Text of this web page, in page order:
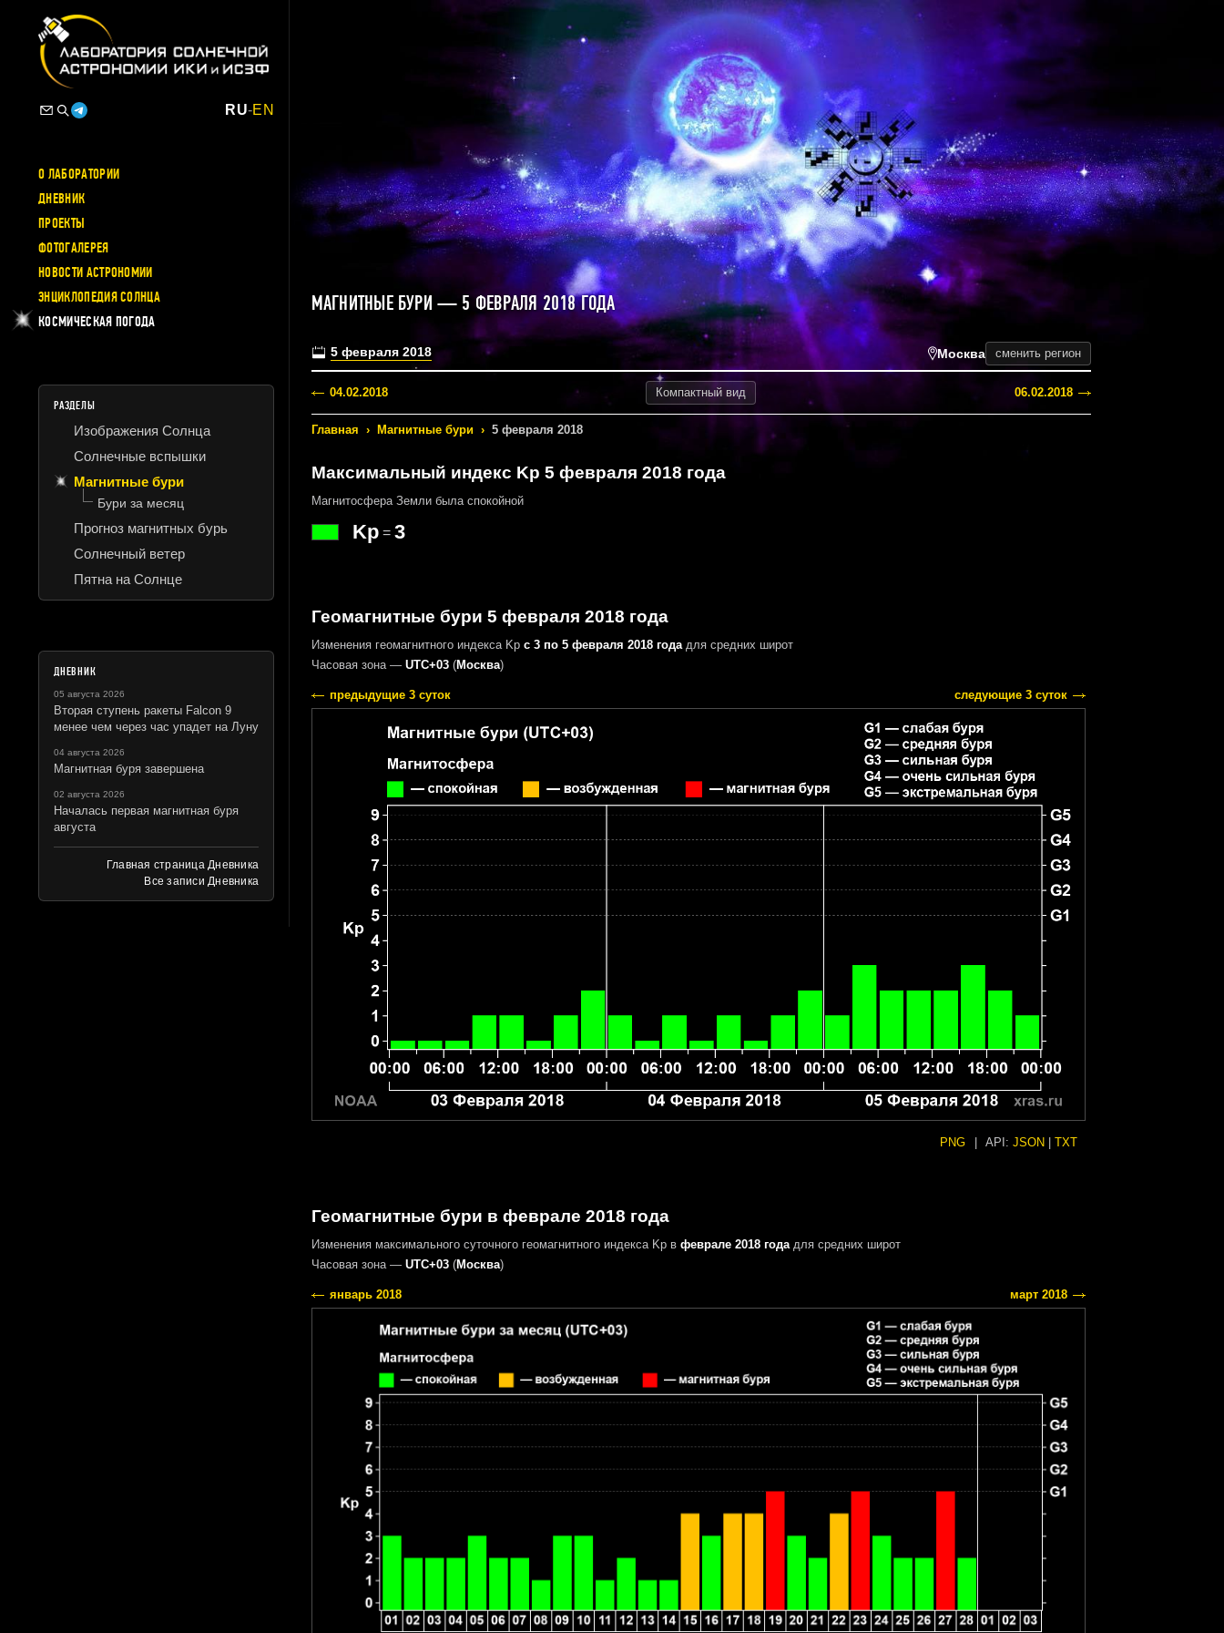
RU-EN
О ЛАБОРАТОРИИ
ДНЕВНИК
ПРОЕКТЫ
ФОТОГАЛЕРЕЯ
НОВОСТИ АСТРОНОМИИ
ЭНЦИКЛОПЕДИЯ СОЛНЦА
КОСМИЧЕСКАЯ ПОГОДА
РАЗДЕЛЫ
Изображения Солнца
Солнечные вспышки
Магнитные бури
Бури за месяц
Прогноз магнитных бурь
Солнечный ветер
Пятна на Солнце
ДНЕВНИК
05 августа 2026
Вторая ступень ракеты Falcon 9
менее чем через час упадет на Луну
04 августа 2026
Магнитная буря завершена
02 августа 2026
Началась первая магнитная буря
августа
Главная страница Дневника
Все записи Дневника
МАГНИТНЫЕ БУРИ — 5 ФЕВРАЛЯ 2018 ГОДА
5 февраля 2018 Москва сменить регион
04.02.2018 Компактный вид 06.02.2018
Главная › Магнитные бури › 5 февраля 2018
Максимальный индекс Kp 5 февраля 2018 года
Магнитосфера Земли была спокойной
Kp= 3
Геомагнитные бури 5 февраля 2018 года
Изменения геомагнитного индекса Kp с 3 по 5 февраля 2018 годадля средних широт
Часовая зона — UTC+03(Москва)
предыдущие 3 суток следующие 3 суток
PNG API: JSON TXT
Геомагнитные бури в феврале 2018 года
Изменения максимального суточного геомагнитного индекса Kp в феврале 2018 годадля средних широт
Часовая зона — UTC+03(Москва)
январь 2018 март 2018